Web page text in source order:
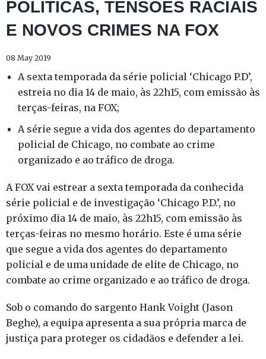
POLÍTICAS, TENSÕES RACIAIS
E NOVOS CRIMES NA FOX
08 May 2019
A sexta temporada da série policial ‘Chicago P.D’,
estreia no dia 14 de maio, às 22h15, com emissão às
terças-feiras, na FOX;
A série segue a vida dos agentes do departamento
policial de Chicago, no combate ao crime
organizado e ao tráfico de droga.
A FOX vai estrear a sexta temporada da conhecida
série policial e de investigação ‘Chicago P.D.’, no
próximo dia 14 de maio, às 22h15, com emissão às
terças-feiras no mesmo horário. Este é uma série
que segue a vida dos agentes do departamento
policial e de uma unidade de elite de Chicago, no
combate ao crime organizado e ao tráfico de droga.
Sob o comando do sargento Hank Voight (Jason
Beghe), a equipa apresenta a sua própria marca de
justiça para proteger os cidadãos e defender a lei.